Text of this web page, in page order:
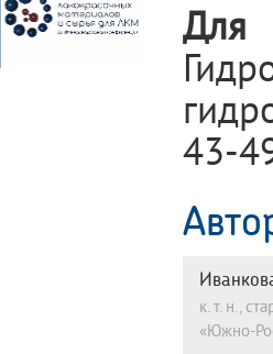
Для
43-
к. т. н.,
«Южно-